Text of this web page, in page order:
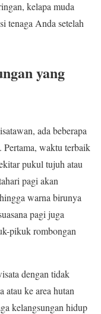
kelapa muda
tenaga Anda setelah
yang
ada beberapa
Pertama, waktu terbaik
pukul tujuh atau
pagi akan
warna birunya
pagi juga
pikuk rombongan
dengan tidak
atau ke area hutan
kelangsungan hidup